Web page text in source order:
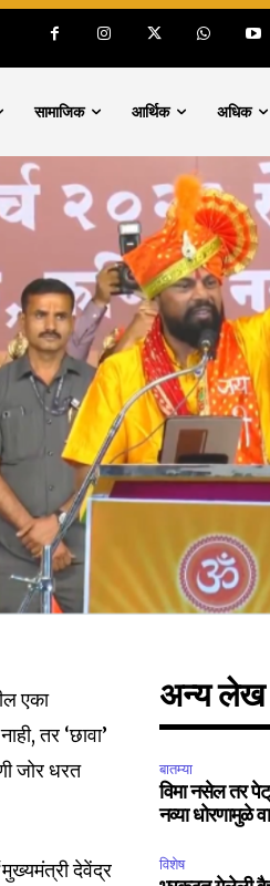
सामाजिक आर्थिक अधिक
एका
तर ‘छावा’
जोर धरत
देवेंद्र
अन्य लेख
बातम्या
विमा नसेल तर
नव्या धोरणामुळे
विशेष